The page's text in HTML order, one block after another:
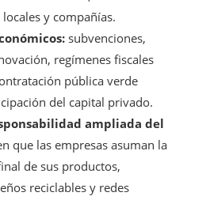
y compañías.
subvenciones,
regímenes fiscales
pública verde
del capital privado.
ampliada del
que las empresas asuman la
de sus productos,
reciclables y redes